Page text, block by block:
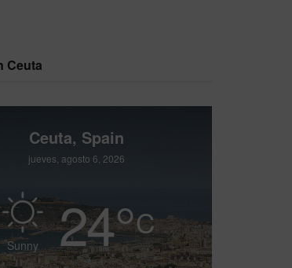
Ceuta
Ceuta, Spain
jueves, agosto 6, 2026
Sunny 24°C